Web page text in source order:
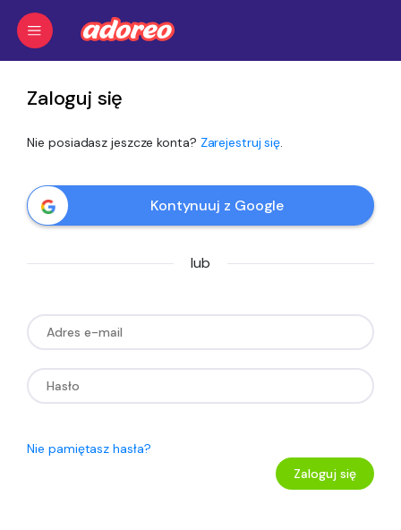
Zaloguj się
Nie posiadasz jeszcze konta? Zarejestruj się.
Kontynuuj z Google
lub
Nie pamiętasz hasła?
Zaloguj się